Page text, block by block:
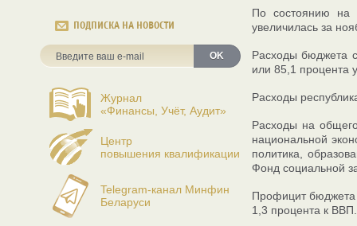
ПОДПИСКА НА НОВОСТИ
OK
Журнал
«Финансы, Учёт, Аудит»
Центр
повышения квалификации
Telegram-канал Минфин
Беларуси
По состоянию на
увеличилась за
Расходы бюджета
или 85,1 процента
Расходы
Расходы на
национальной
политика,
Фонд социальной
Профицит бюджета
1,3 процента к ВВП.